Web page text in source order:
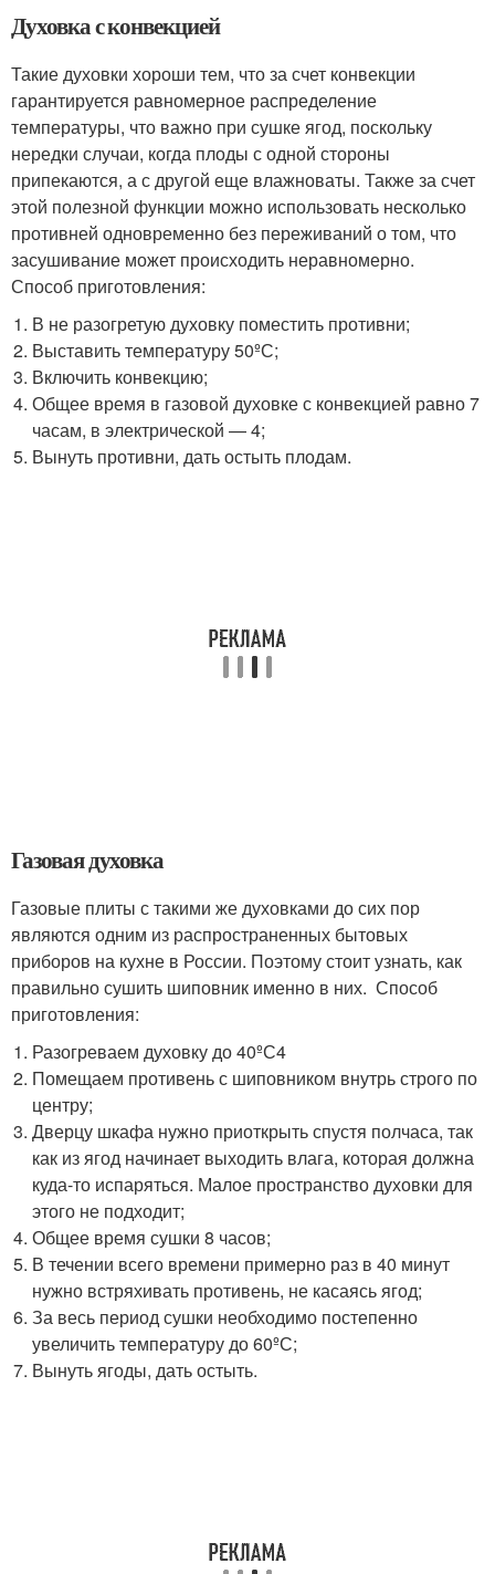
Духовка с конвекцией
Такие духовки хороши тем, что за счет конвекции
гарантируется равномерное распределение
температуры, что важно при сушке ягод, поскольку
нередки случаи, когда плоды с одной стороны
припекаются, а с другой еще влажноваты. Также за счет
этой полезной функции можно использовать несколько
противней одновременно без переживаний о том, что
засушивание может происходить неравномерно.
Способ приготовления:
В не разогретую духовку поместить противни;
Выставить температуру 50ºС;
Включить конвекцию;
Общее время в газовой духовке с конвекцией равно 7
часам, в электрической — 4;
Вынуть противни, дать остыть плодам.
Газовая духовка
Газовые плиты с такими же духовками до сих пор
являются одним из распространенных бытовых
приборов на кухне в России. Поэтому стоит узнать, как
правильно сушить шиповник именно в них. Способ
приготовления:
Разогреваем духовку до 40ºС4
Помещаем противень с шиповником внутрь строго по
центру;
Дверцу шкафа нужно приоткрыть спустя полчаса, так
как из ягод начинает выходить влага, которая должна
куда-то испаряться. Малое пространство духовки для
этого не подходит;
Общее время сушки 8 часов;
В течении всего времени примерно раз в 40 минут
нужно встряхивать противень, не касаясь ягод;
За весь период сушки необходимо постепенно
увеличить температуру до 60ºС;
Вынуть ягоды, дать остыть.